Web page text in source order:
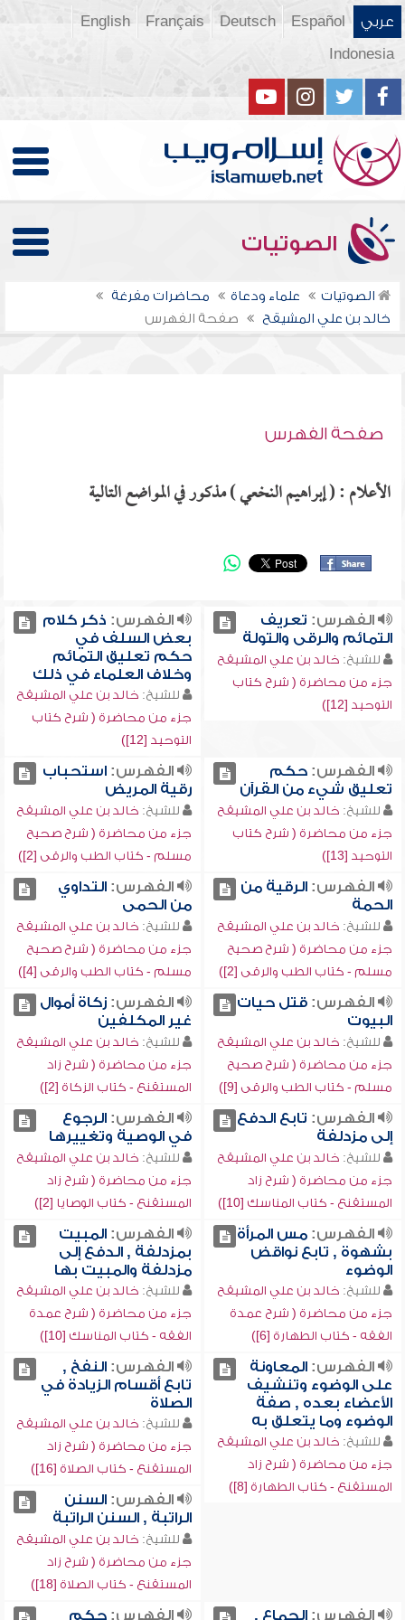
عربي Español
Deutsch
Français
English
Indonesia
الصوتيات
الصوتيات علماء ودعاة
محاضرات مفرغة
خالد بن علي المشيقح
صفحة الفهرس
صفحة الفهرس
الأعلام : ( إبراهيم النخعي ) مذكور في المواضع التالية
الفهرس: تعريف
التمائم والرقى والتولة
للشيخ: خالد بن علي المشيقح
جزء من محاضرة ( شرح كتاب
التوحيد [12])
الفهرس: ذكر كلام
بعض السلف في
حكم تعليق التمائم
وخلاف العلماء في ذلك
للشيخ: خالد بن علي المشيقح
جزء من محاضرة ( شرح كتاب
التوحيد [12])
الفهرس:حكم
تعليق شيء من القرآن
للشيخ: خالد بن علي المشيقح
جزء من محاضرة ( شرح كتاب
التوحيد [13])
الفهرس:استحباب
رقية المريض
للشيخ: خالد بن علي المشيقح
جزء من محاضرة ( شرح صحيح
مسلم - كتاب الطب والرقى [2])
الفهرس:الرقية من
الحمة
للشيخ: خالد بن علي المشيقح
جزء من محاضرة ( شرح صحيح
مسلم - كتاب الطب والرقى [2])
الفهرس:التداوي
من الحمى
للشيخ: خالد بن علي المشيقح
جزء من محاضرة ( شرح صحيح
مسلم - كتاب الطب والرقى [4])
الفهرس:قتل حيات
البيوت
للشيخ: خالد بن علي المشيقح
جزء من محاضرة ( شرح صحيح
مسلم - كتاب الطب والرقى [9])
الفهرس:زكاة أموال
غير المكلفين
للشيخ: خالد بن علي المشيقح
جزء من محاضرة ( شرح زاد
المستقنع - كتاب الزكاة [2])
الفهرس: تابع الدفع
إلى مزدلفة
للشيخ: خالد بن علي المشيقح
جزء من محاضرة ( شرح زاد
المستقنع - كتاب المناسك [10])
الفهرس:الرجوع
في الوصية وتغييرها
للشيخ: خالد بن علي المشيقح
جزء من محاضرة ( شرح زاد
المستقنع - كتاب الوصايا [2])
الفهرس:مس المرأة
بشهوة , تابع نواقض
الوضوء
للشيخ: خالد بن علي المشيقح
جزء من محاضرة ( شرح عمدة
الفقه - كتاب الطهارة [6])
الفهرس:المبيت
بمزدلفة , الدفع إلى
مزدلفة والمبيت بها
للشيخ: خالد بن علي المشيقح
جزء من محاضرة ( شرح عمدة
الفقه - كتاب المناسك [10])
الفهرس:المعاونة
على الوضوء وتنشيف
الأعضاء بعده , صفة
الوضوء وما يتعلق به
للشيخ: خالد بن علي المشيقح
جزء من محاضرة ( شرح زاد
المستقنع - كتاب الطهارة [8])
الفهرس:النفخ ,
تابع أقسام الزيادة في
الصلاة
للشيخ: خالد بن علي المشيقح
جزء من محاضرة ( شرح زاد
المستقنع - كتاب الصلاة [16])
الفهرس:السنن
الراتبة , السنن الراتبة
للشيخ: خالد بن علي المشيقح
جزء من محاضرة ( شرح زاد
المستقنع - كتاب الصلاة [18])
الفهرس:الجماع , الفهرس:حكم